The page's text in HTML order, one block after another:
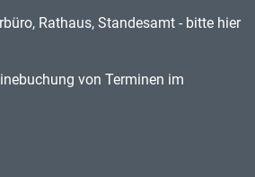
Rathaus, Standesamt - bitte hier
von Terminen im